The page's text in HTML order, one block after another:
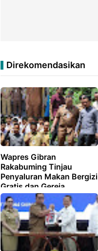
Direkomendasikan
Wapres Gibran
Rakabuming Tinjau
Penyaluran Makan Bergizi
Gratis dan Gereja
Terdampak Gempa di
Minahasa